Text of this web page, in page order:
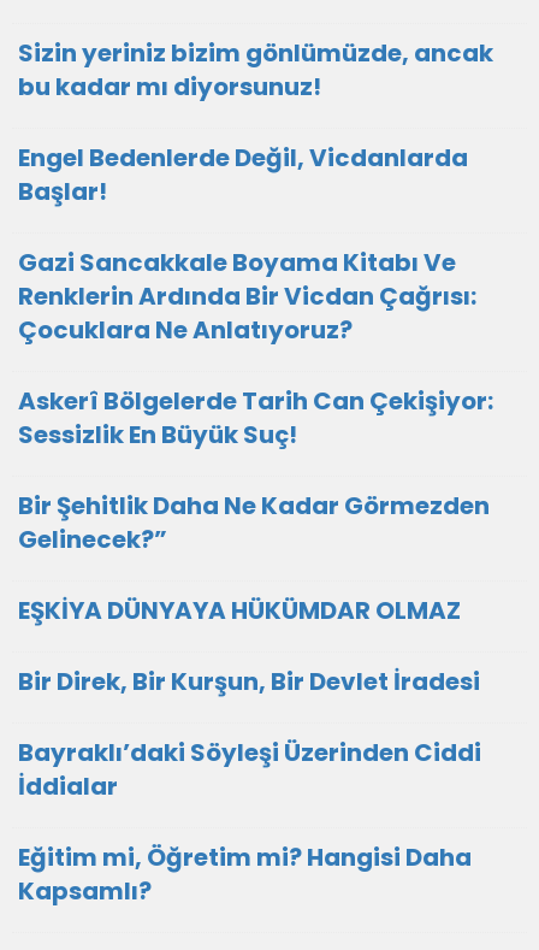
Sizin yeriniz bizim gönlümüzde, ancak
bu kadar mı diyorsunuz!
Engel Bedenlerde Değil, Vicdanlarda
Başlar!
Gazi Sancakkale Boyama Kitabı Ve
Renklerin Ardında Bir Vicdan Çağrısı:
Çocuklara Ne Anlatıyoruz?
Askerî Bölgelerde Tarih Can Çekişiyor:
Sessizlik En Büyük Suç!
Bir Şehitlik Daha Ne Kadar Görmezden
Gelinecek?”
EŞKİYA DÜNYAYA HÜKÜMDAR OLMAZ
Bir Direk, Bir Kurşun, Bir Devlet İradesi
Bayraklı’daki Söyleşi Üzerinden Ciddi
İddialar
Eğitim mi, Öğretim mi? Hangisi Daha
Kapsamlı?